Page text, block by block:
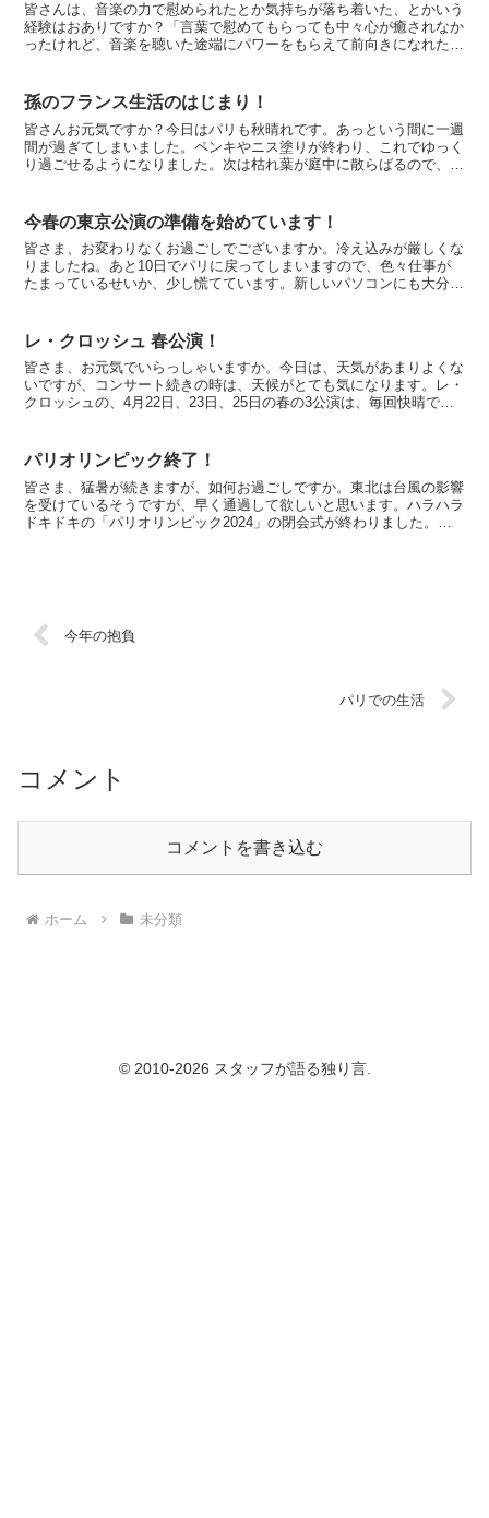
皆さんは、音楽の力で慰められたとか気持ちが落ち着いた、とかいう
経験はおありですか？「言葉で慰めてもらっても中々心が癒されなか
ったけれど、音楽を聴いた途端にパワーをもらえて前向きになれた
孫のフランス生活のはじまり！
皆さんお元気ですか？今日はパリも秋晴れです。あっという間に一週
間が過ぎてしまいました。ペンキやニス塗りが終わり、これでゆっく
り過ごせるようになりました。次は枯れ葉が庭中に散らばるので、枯
今春の東京公演の準備を始めています！
皆さま、お変わりなくお過ごしでございますか。冷え込みが厳しくな
りましたね。あと10日でパリに戻ってしまいますので、色々仕事が
たまっているせいか、少し慌てています。新しいパソコンにも大分慣
レ・クロッシュ 春公演！
皆さま、お元気でいらっしゃいますか。今日は、天気があまりよくな
いですが、コンサート続きの時は、天候がとても気になります。レ・
クロッシュの、4月22日、23日、25日の春の3公演は、毎回快晴でし
パリオリンピック終了！
皆さま、猛暑が続きますが、如何お過ごしですか。東北は台風の影響
を受けているそうですが、早く通過して欲しいと思います。ハラハラ
ドキドキの「パリオリンピック2024」の閉会式が終わりました。オ
今年の抱負
パリでの生活
コメント
コメントを書き込む
ホーム 未分類
© 2010-2026 スタッフが語る独り言.